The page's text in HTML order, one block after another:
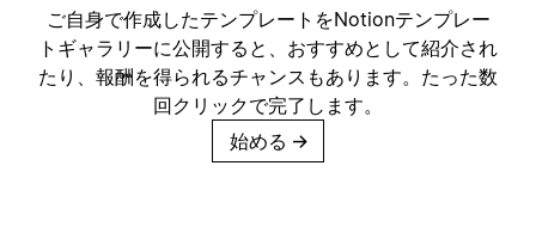
ご自身で作成したテンプレートをNotionテンプレー
トギャラリーに公開すると、おすすめとして紹介され
たり、報酬を得られるチャンスもあります。たった数
回クリックで完了します。
始める →